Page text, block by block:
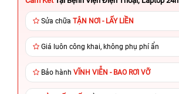
Sửa chữa TẬN NƠI - LẤY LIỀN
Giá luôn công khai, không phụ phí ẩn
Bảo hành VĨNH VIỄN - BAO RƠI VỠ